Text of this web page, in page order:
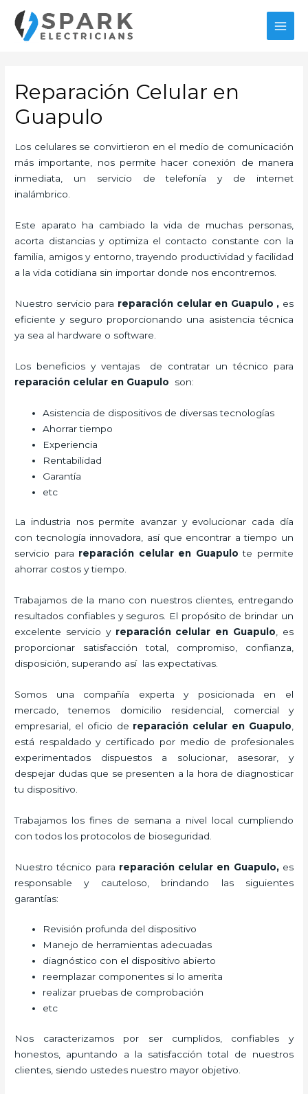
contenido
Reparación Celular en
Guapulo
Los celulares se convirtieron en el medio de comunicación
más importante, nos permite hacer conexión de manera
inmediata, un servicio de telefonía y de internet
inalámbrico.
Este aparato ha cambiado la vida de muchas personas,
acorta distancias y optimiza el contacto constante con la
familia, amigos y entorno, trayendo productividad y facilidad
a la vida cotidiana sin importar donde nos encontremos.
Nuestro servicio para reparación celular en Guapulo , es
eficiente y seguro proporcionando una asistencia técnica
ya sea al hardware o software.
Los beneficios y ventajas de contratar un técnico para
reparación celular en Guapulo son:
Asistencia de dispositivos de diversas tecnologías
Ahorrar tiempo
Experiencia
Rentabilidad
Garantía
etc
La industria nos permite avanzar y evolucionar cada día
con tecnología innovadora, así que encontrar a tiempo un
servicio para reparación celularen Guapulo te permite
ahorrar costos y tiempo.
Trabajamos de la mano con nuestros clientes, entregando
resultados confiables y seguros. El propósito de brindar un
excelente servicio y reparación celular en Guapulo , es
proporcionar satisfacción total, compromiso, confianza,
disposición, superando así las expectativas.
Somos una compañía experta y posicionada en el
mercado, tenemos domicilio residencial, comercial y
empresarial, el oficio de reparación celular en Guapulo
está respaldado y certificado por medio de profesionales
experimentados dispuestos a solucionar, asesorar, y
despejar dudas que se presenten a la hora de diagnosticar
tu dispositivo.
Trabajamos los fines de semana a nivel local cumpliendo
con todos los protocolos de bioseguridad.
Nuestro técnico para reparación celular en Guapulo, es
responsable y cauteloso, brindando las siguientes
garantías:
Revisión profunda del dispositivo
Manejo de herramientas adecuadas
diagnóstico con el dispositivo abierto
reemplazar componentes si lo amerita
realizar pruebas de comprobación
etc
Nos caracterizamos por ser cumplidos, confiables y
honestos, apuntando a la satisfacción total de nuestros
clientes, siendo ustedes nuestro mayor objetivo.